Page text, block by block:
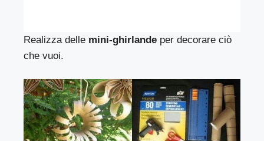
Realizza delle mini-ghirlande per decorare ciò
che vuoi.